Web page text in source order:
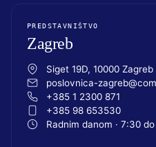
PREDSTAVNIŠTVO
Zagreb
Siget 19D, 10000 Zagreb
poslovnica-
+385 1 2300 871
+385 98 653530
Radnim danom · 7:30